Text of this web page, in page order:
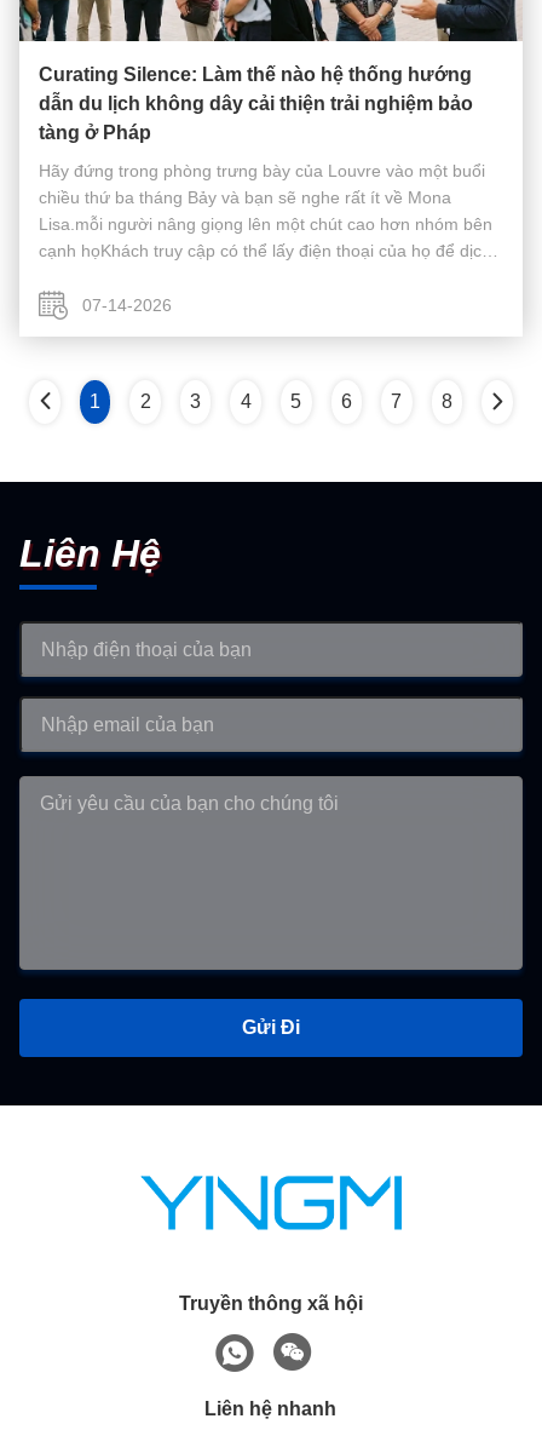
Curating Silence: Làm thế nào hệ thống hướng
dẫn du lịch không dây cải thiện trải nghiệm bảo
tàng ở Pháp
Hãy đứng trong phòng trưng bày của Louvre vào một buổi
chiều thứ ba tháng Bảy và bạn sẽ nghe rất ít về Mona
Lisa.mỗi người nâng giọng lên một chút cao hơn nhóm bên
cạnh họKhách truy cập có thể lấy điện thoại của họ để dịch
là ngừng nghe và b...
07-14-2026
1 2 3 4 5 6 7 8
Liên Hệ
Gửi Đi
Truyền thông xã hội
Liên hệ nhanh